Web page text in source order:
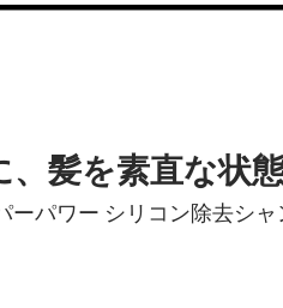
、髪を素直な状
ーパワー シリコン除去シャ